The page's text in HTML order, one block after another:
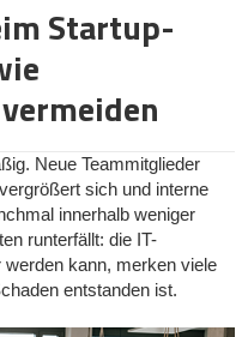
einkaufen können. Sie
und müssen sich
oder Feiertage machen.
Online-Shop haben Sie
mehr Kunden gewinnen
Shop bietet die Möglichkeit,
verwalten. Sie können
Ihr Angebot schnell und
Startup-
Neue Teammitglieder
sich und interne
innerhalb weniger
runterfällt: die IT-
werden kann, merken viele
entstanden ist.